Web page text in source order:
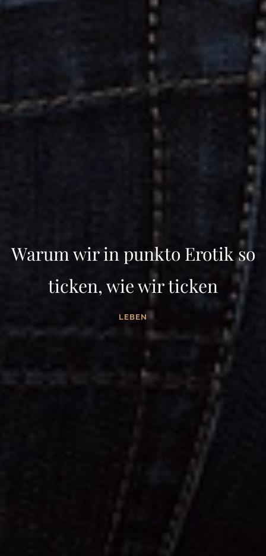
Warum wir in punkto Erotik so
ticken, wie wir ticken
LEBEN